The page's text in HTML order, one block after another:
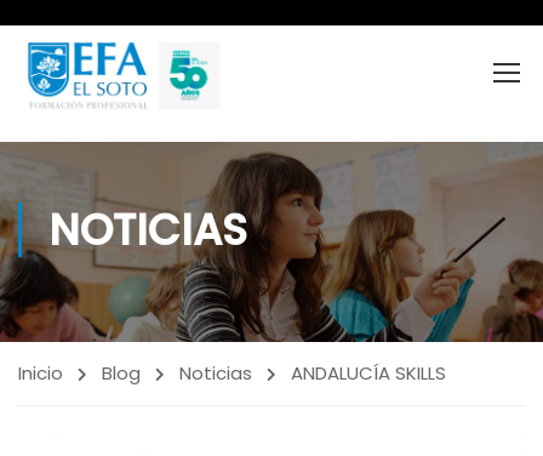
NOTICIAS
Inicio Blog Noticias ANDALUCÍA SKILLS